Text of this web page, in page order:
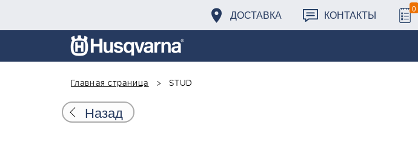
ДОСТАВКА КОНТАКТЫ 0
Главная страница
STUD
Назад